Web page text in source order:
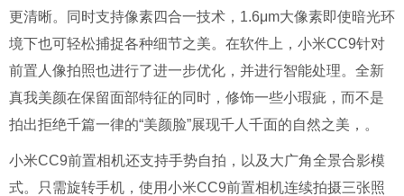
更清晰。同时支持像素四合一技术，1.6μm大像素即使暗光环
境下也可轻松捕捉各种细节之美。在软件上，小米CC9针对
前置人像拍照也进行了进一步优化，并进行智能处理。全新
真我美颜在保留面部特征的同时，修饰一些小瑕疵， 而不是
拍出拒绝千篇一律的“美颜脸”展现千人千面的自然之美 ， 。
小米CC9前置相机还支持手势自拍，以及大广角全景合影模
式。只需旋转手机，使用小米CC9前置相机连续拍摄三张照